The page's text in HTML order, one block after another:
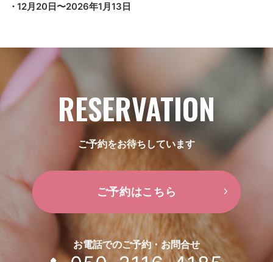
12月20日〜2026年1月13日
RESERVATION
ご予約をお待ちしています
ご予約はこちら
お電話でのご予約・お問合せ